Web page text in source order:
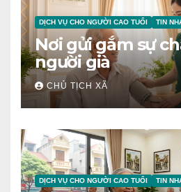
DỊCH VỤ CHO NGƯỜI CAO TUỔI TIN
Nơi gửi gắm sự
người già
CHỦ TỊCH XÃ
DỊCH VỤ CHO NGƯỜI CAO TUỔI TIN